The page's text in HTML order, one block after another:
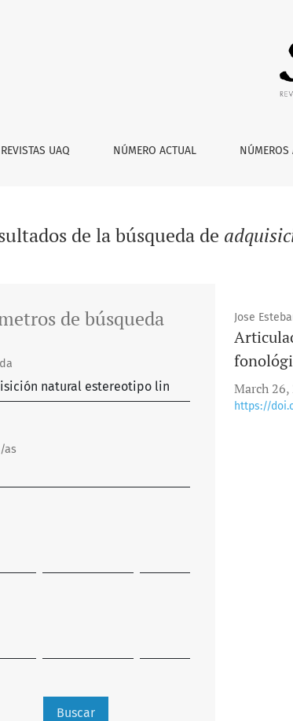
UAQ NÚMERO ACTUAL NÚMEROS
El actual es:
de la búsqueda de
Jose
March 26,
https://
de búsqueda
as
Buscar